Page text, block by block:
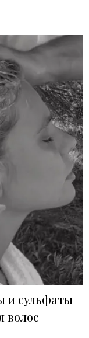
и сульфаты
волос